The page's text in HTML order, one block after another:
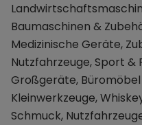
Baumaschinen &
Medizinische Geräte,
Nutzfahrzeuge, Sport &
Großgeräte,
Kleinwerkzeuge,
Schmuck,